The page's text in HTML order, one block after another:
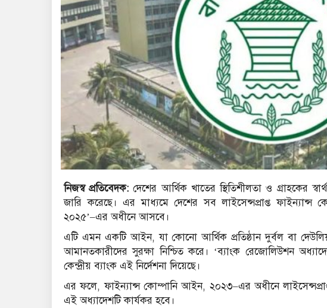
নিজস্ব প্রতিবেদক: দেশের আর্থিক খাতের স্থিতিশীলতা ও গ্রাহকের
জারি করেছে। এর মাধ্যমে দেশের সব লাইসেন্সপ্রাপ্ত ফাইন্যান্স
২০২৫’–এর অধীনে আসবে।
এটি এমন একটি আইন, যা কোনো আর্থিক প্রতিষ্ঠান দুর্বল বা
আমানতকারীদের সুরক্ষা নিশ্চিত করে। ‘ব্যাংক রেজোলিউশন
কেন্দ্রীয় ব্যাংক এই নির্দেশনা দিয়েছে।
এর ফলে, ফাইন্যান্স কোম্পানি আইন, ২০২৩–এর অধীনে
এই অধ্যাদেশটি কার্যকর হবে।